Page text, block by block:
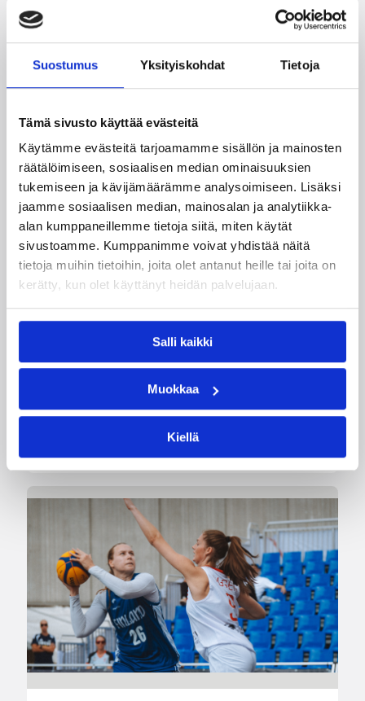
Suostumus Yksityiskohdat Tietoja
Tämä sivusto käyttää evästeitä
Käytämme evästeitä tarjoamamme sisällön ja mainosten
räätälöimiseen, sosiaalisen median ominaisuuksien
tukemiseen ja kävijämäärämme analysoimiseen. Lisäksi
jaamme sosiaalisen median, mainosalan ja analytiikka-
alan kumppaneillemme tietoja siitä, miten käytät
sivustoamme. Kumppanimme voivat yhdistää näitä
tietoja muihin tietoihin, joita olet antanut heille tai joita on
kerätty, kun olet käyttänyt heidän palvelujaan.
Salli kaikki
Muokkaa
Kiellä
EM-kilpailut 09.08.2026 22:47
Suomen 18-vuotiaat tytöt
päättivät EM-kisat
pronssijuhliin
Suomen 18-vuotiaat tytöt päättivät EM-kisansa
pronssiottelussa vakuuttavasti 75–52.
Sudenpennut käänsi vaikean toisen
neljänneksen jälkeen ottelun itselleen vahvalla
puoliajalla Serbian tavoittamattomiin.